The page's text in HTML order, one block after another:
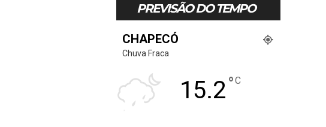
PREVISÃO DO TEMPO
CHAPECÓ
Chuva Fraca
15.2°C